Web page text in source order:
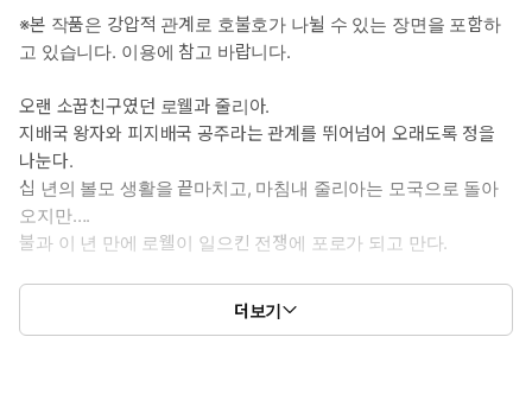
로웰의 배신으로 괴로워하며 그를 증오하게 되지만, 그럼에도 가슴
속 깊이 자리한 애정을 떨치지 못한다.
“…죽여버릴 거야. 로웰.”
*이럴 때 보세요 : 차마 말 못 할 비밀로 가슴 끓는 절절한 사랑을 보
고 싶을 때.
*공감 글귀 : 사랑은 인간에게도 동물에게도 심지어 초월의 존재에
게 마저 공평했다.
똑같이 잔인했고 위태로웠으며 아름다웠다.
※본 작품은 강압적 관계로 호불호가 나뉠 수 있는 장면을 포함하
고 있습니다. 이용에 참고 바랍니다.
오랜 소꿉친구였던 로웰과 줄리아.
지배국 왕자와 피지배국 공주라는 관계를 뛰어넘어 오래도록 정을
나눈다.
십 년의 볼모 생활을 끝마치고, 마침내 줄리아는 모국으로 돌아
오지만….
불과 이 년 만에 로웰이 일으킨 전쟁에 포로가 되고 만다.
더보기